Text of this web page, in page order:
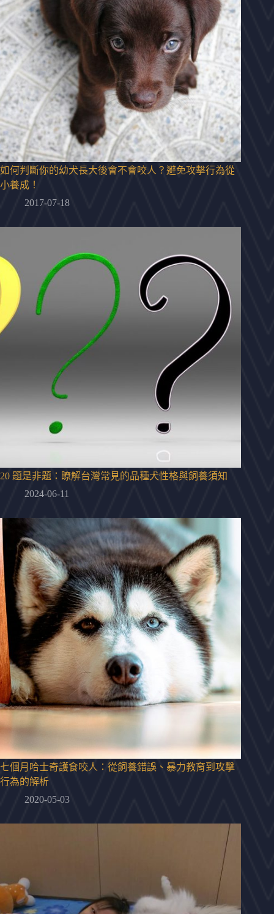
如何判斷你的幼犬長大後會不會咬人？避免攻擊行為從
小養成！
2017-07-18
20 題是非題：瞭解台灣常見的品種犬性格與飼養須知
2024-06-11
七個月哈士奇護食咬人：從飼養錯誤、暴力教育到攻擊
行為的解析
2020-05-03